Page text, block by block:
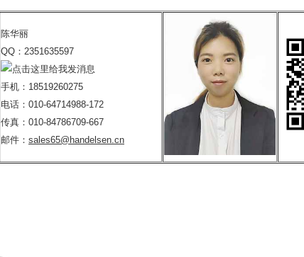
陈华丽
QQ：2351635597
手机：18519260275
电话：010-64714988-172
传真：010-84786709-667
邮件： sales65@handelsen.cn